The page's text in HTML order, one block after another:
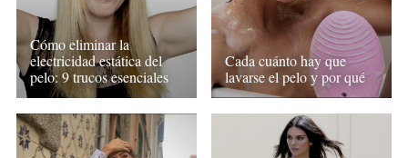
Cómo eliminar la
electricidad estática del
pelo: 9 trucos esenciales
Cada cuánto hay que
lavarse el pelo y por qué